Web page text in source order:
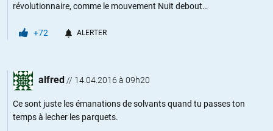
révolutionnaire, comme le mouvement Nuit debout…
+72 ALERTER
alfred // 14.04.2016 à 09h20
Ce sont juste les émanations de solvants quand tu passes ton
temps à lecher les parquets.